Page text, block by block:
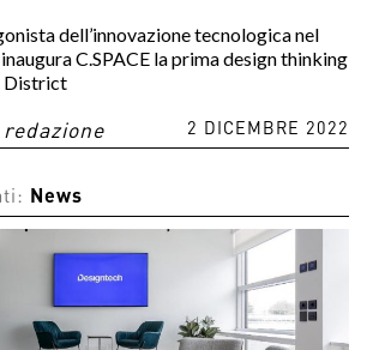
dell’innovazione tecnologica nel
C.SPACE la prima design thinking
District
2 DICEMBRE 2022
News